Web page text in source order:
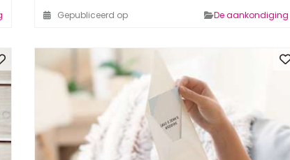
Gepubliceerd op De aankondiging